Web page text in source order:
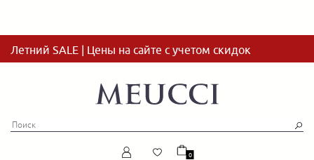
Летний SALE | Цены на сайте с учетом скидок
0